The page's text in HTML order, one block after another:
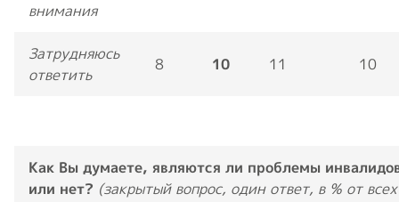
внимания
Затрудняюсь
ответить
8 10 11 10
Как Вы думаете, являются ли проблемы
или нет? (закрытый вопрос, один ответ, в % от